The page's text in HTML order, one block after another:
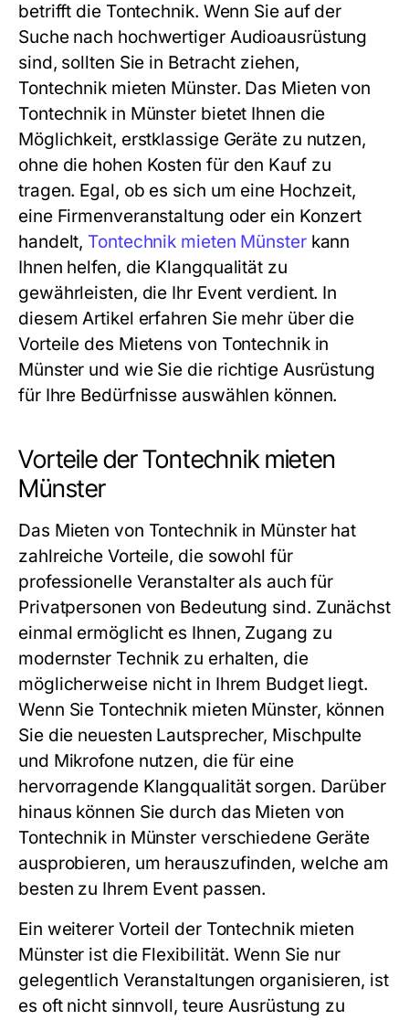
betrifft die Tontechnik. Wenn Sie auf der
Suche nach hochwertiger Audioausrüstung
sind, sollten Sie in Betracht ziehen,
Tontechnik mieten Münster. Das Mieten von
Tontechnik in Münster bietet Ihnen die
Möglichkeit, erstklassige Geräte zu nutzen,
ohne die hohen Kosten für den Kauf zu
tragen. Egal, ob es sich um eine Hochzeit,
eine Firmenveranstaltung oder ein Konzert
handelt, Tontechnik mieten Münsterkann
Ihnen helfen, die Klangqualität zu
gewährleisten, die Ihr Event verdient. In
diesem Artikel erfahren Sie mehr über die
Vorteile des Mietens von Tontechnik in
Münster und wie Sie die richtige Ausrüstung
für Ihre Bedürfnisse auswählen können.
Vorteile der Tontechnik mieten
Münster
Das Mieten von Tontechnik in Münster hat
zahlreiche Vorteile, die sowohl für
professionelle Veranstalter als auch für
Privatpersonen von Bedeutung sind. Zunächst
einmal ermöglicht es Ihnen, Zugang zu
modernster Technik zu erhalten, die
möglicherweise nicht in Ihrem Budget liegt.
Wenn Sie Tontechnik mieten Münster, können
Sie die neuesten Lautsprecher, Mischpulte
und Mikrofone nutzen, die für eine
hervorragende Klangqualität sorgen. Darüber
hinaus können Sie durch das Mieten von
Tontechnik in Münster verschiedene Geräte
ausprobieren, um herauszufinden, welche am
besten zu Ihrem Event passen.
Ein weiterer Vorteil der Tontechnik mieten
Münster ist die Flexibilität. Wenn Sie nur
gelegentlich Veranstaltungen organisieren, ist
es oft nicht sinnvoll, teure Ausrüstung zu